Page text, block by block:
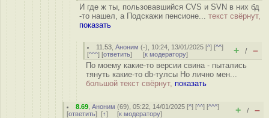
И где ж ты, пользовавшийся CVS и SVN в них бд
-то нашел, а Подскажи пенсионе... текст свёрнут,
показать
11.53 ,Аноним (-), 10:24, 13/01/2025 [^] [^^]
[^^^] [ответить] [к модератору] + / –
По моему какие-то версии свина - пытались
тянуть какие-то db-тулсы Но лично мен...
большой текст свёрнут, показать
8.69 ,Аноним (69), 05:22, 14/01/2025 [^] [^^] [^^^]
[ответить] [↑] [к модератору] + / –